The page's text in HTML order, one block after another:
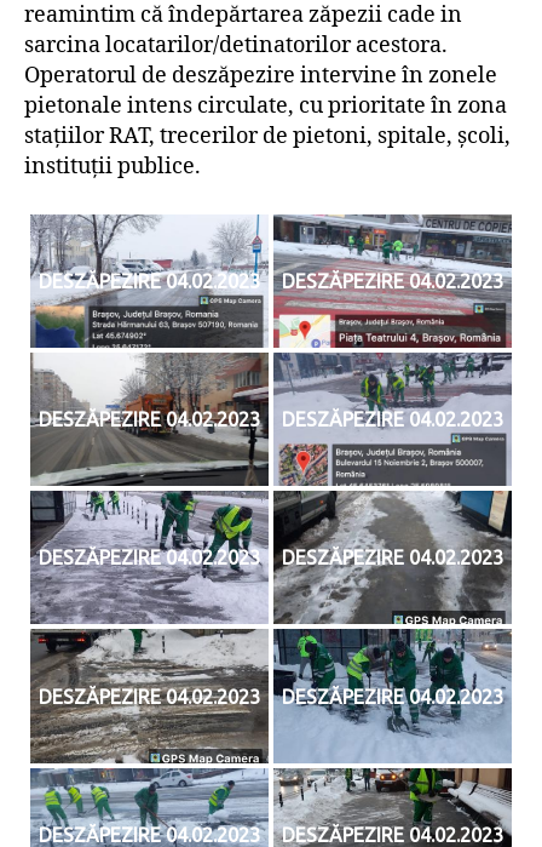
reamintim că îndepărtarea zăpezii cade in
sarcina locatarilor/detinatorilor acestora.
Operatorul de deszăpezire intervine în zonele
pietonale intens circulate, cu prioritate în zona
stațiilor RAT, trecerilor de pietoni, spitale, școli,
instituții publice.
DESZĂPEZIRE 04.02.2023 DESZĂPEZIRE 04.02.2023
DESZĂPEZIRE 04.02.2023 DESZĂPEZIRE 04.02.2023
DESZĂPEZIRE 04.02.2023 DESZĂPEZIRE 04.02.2023
DESZĂPEZIRE 04.02.2023 DESZĂPEZIRE 04.02.2023
DESZĂPEZIRE 04.02.2023 DESZĂPEZIRE 04.02.2023